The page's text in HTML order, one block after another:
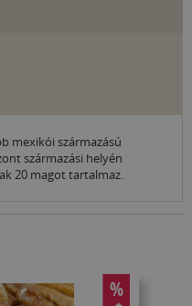
mexikói származású
származási helyén
20 magot tartalmaz.
%